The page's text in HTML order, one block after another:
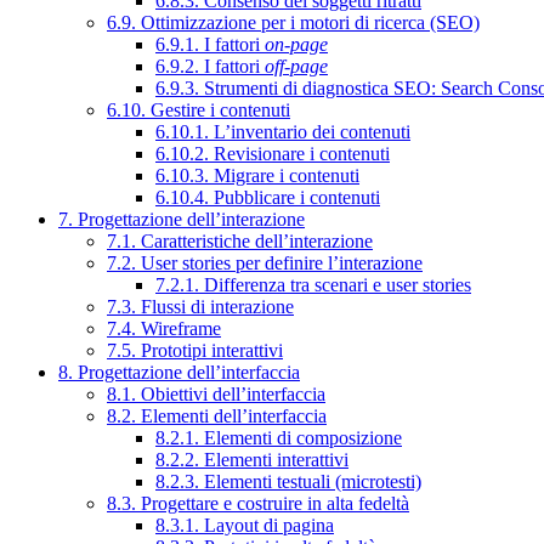
6.9. Ottimizzazione per i motori di ricerca (SEO)
6.9.1. I fattori on-page
6.9.2. I fattori off-page
6.9.3. Strumenti di diagnostica SEO: Search
6.10. Gestire i contenuti
6.10.1. L’inventario dei contenuti
6.10.2. Revisionare i contenuti
6.10.3. Migrare i contenuti
6.10.4. Pubblicare i contenuti
7. Progettazione dell’interazione
7.1. Caratteristiche dell’interazione
7.2. User stories per definire l’interazione
7.2.1. Differenza tra scenari e user stories
7.3. Flussi di interazione
7.4. Wireframe
7.5. Prototipi interattivi
8. Progettazione dell’interfaccia
8.1. Obiettivi dell’interfaccia
8.2. Elementi dell’interfaccia
8.2.1. Elementi di composizione
8.2.2. Elementi interattivi
8.2.3. Elementi testuali (microtesti)
8.3. Progettare e costruire in alta fedeltà
8.3.1. Layout di pagina